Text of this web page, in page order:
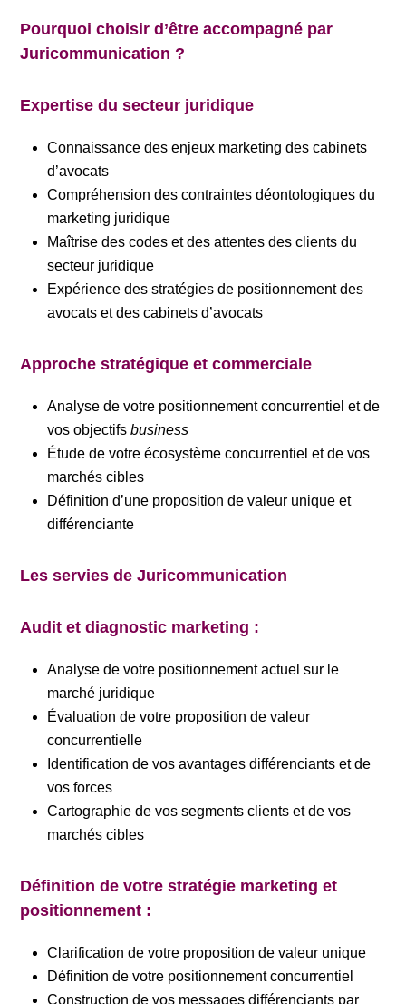
Pourquoi choisir d’être accompagné par
Juricommunication ?
Expertise du secteur juridique
Connaissance des enjeux marketing des cabinets
d’avocats
Compréhension des contraintes déontologiques du
marketing juridique
Maîtrise des codes et des attentes des clients du
secteur juridique
Expérience des stratégies de positionnement des
avocats et des cabinets d’avocats
Approche stratégique et commerciale
Analyse de votre positionnement concurrentiel et de
vos objectifsbusiness
Étude de votre écosystème concurrentiel et de vos
marchés cibles
Définition d’une proposition de valeur unique et
différenciante
Les servies de Juricommunication
Audit et diagnostic marketing :
Analyse de votre positionnement actuel sur le
marché juridique
Évaluation de votre proposition de valeur
concurrentielle
Identification de vos avantages différenciants et de
vos forces
Cartographie de vos segments clients et de vos
marchés cibles
Définition de votre stratégie marketing et
positionnement :
Clarification de votre proposition de valeur unique
Définition de votre positionnement concurrentiel
Construction de vos messages différenciants par